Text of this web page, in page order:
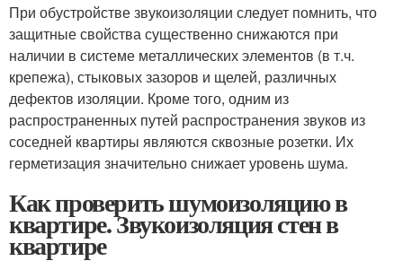
При обустройстве звукоизоляции следует помнить, что
защитные свойства существенно снижаются при
наличии в системе металлических элементов (в т.ч.
крепежа), стыковых зазоров и щелей, различных
дефектов изоляции. Кроме того, одним из
распространенных путей распространения звуков из
соседней квартиры являются сквозные розетки. Их
герметизация значительно снижает уровень шума.
Как проверить шумоизоляцию в
квартире. Звукоизоляция стен в
квартире